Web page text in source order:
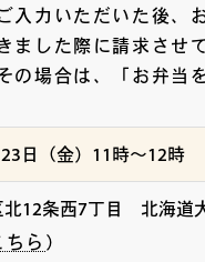
入力いただいた後、
ました際に請求させ
の場合は、「お弁当
日（金）11時～12時
北12条西7丁目 北海道
ちら ）